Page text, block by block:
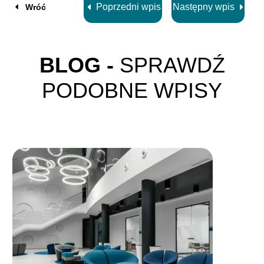
Wróć Poprzedni wpis Następny wpis
BLOG - SPRAWDŹ
PODOBNE WPISY